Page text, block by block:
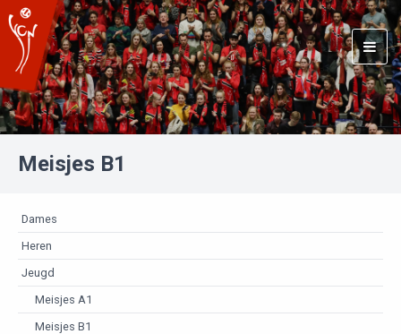
Meisjes B1
Dames
Heren
Jeugd
Meisjes A1
Meisjes B1